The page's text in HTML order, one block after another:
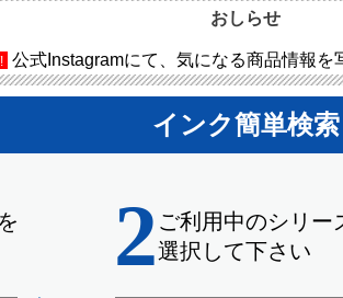
おしらせ
公式Instagramにて、気になる商品情報を